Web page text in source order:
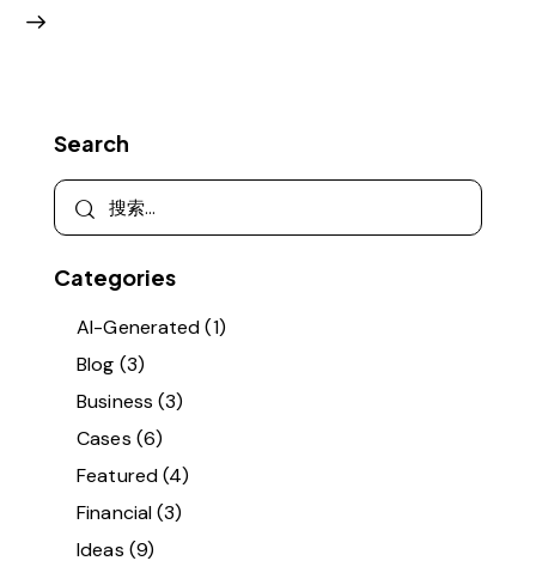
Search
Categories
AI-Generated(1)
Blog (3)
Business (3)
Cases (6)
Featured(4)
Financial(3)
Ideas (9)